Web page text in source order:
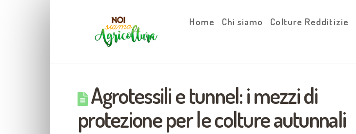
Home Chi siamo Colture Redditizie
Agrotessili e tunnel: i mezzi di
protezione per le colture autunnali